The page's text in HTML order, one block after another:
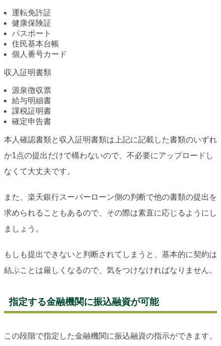
運転免許証
健康保険証
パスポート
住民基本台帳
個人番号カード
収入証明書類
源泉徴収票
給与明細書
課税証明書
確定申告書
本人確認書類と収入証明書類は上記に記載した書類のいずれ
か1点の提出だけで構わないので、不必要にアップロードし
なくて大丈夫です。
また、楽天銀行スーパーローン側の判断で他の書類の提出を
求められることもあるので、その際は素直に応じるようにし
ましょう。
もしも提出できないと判断されてしまうと、基本的に契約は
結ぶことは厳しくなるので、気をつけなければなりません。
指定する金融機関に振込融資が可能
この段階で指定した金融機関に振込融資の指示ができます。